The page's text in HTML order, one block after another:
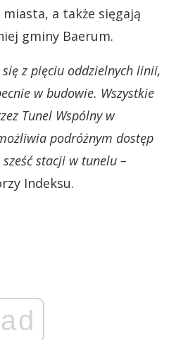
a także sięgają
gminy Baerum.
z pięciu oddzielnych linii,
w budowie. Wszystkie
Tunel Wspólny w
podróżnym dostęp
stacji w tunelu –
Indeksu.
ad